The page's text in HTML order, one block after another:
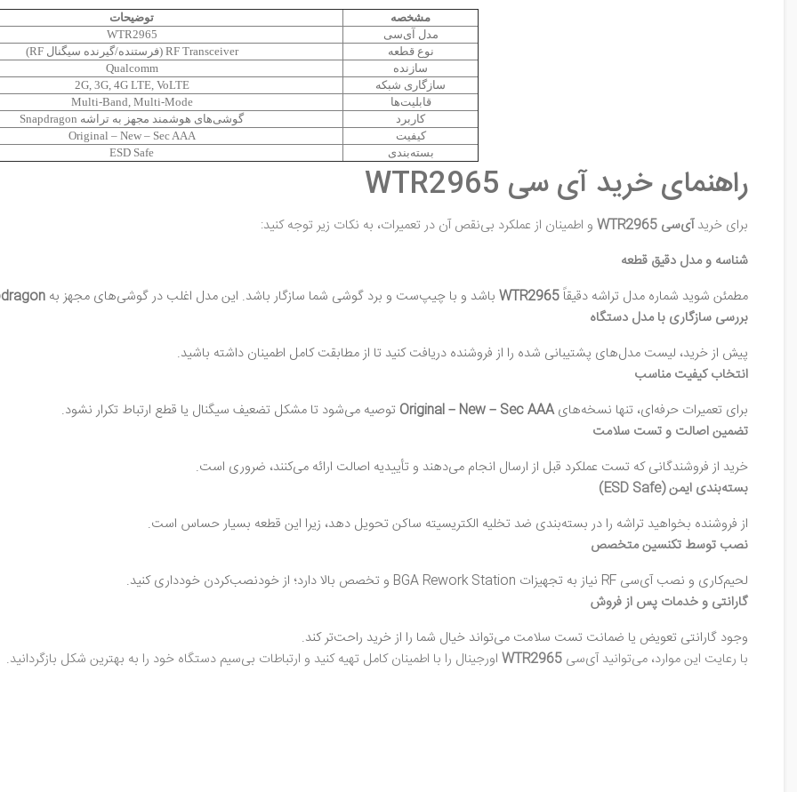
مشخصه
توضیحات
مدل آی‌سی
WTR2965
نوع قطعه
RF Transceiver (فرستنده/گیرنده سیگنال RF)
سازنده
Qualcomm
سازگاری شبکه
2G, 3G, 4G LTE, VoLTE
قابلیت‌ها
Multi‑Band, Multi‑Mode
کاربرد
گوشی‌های هوشمند مجهز به تراشه Snapdragon
کیفیت
Original – New – Sec AAA
بسته‌بندی
ESD Safe
راهنمای خرید آی سی WTR2965
برای خریدآی‌سی WTR2965
و اطمینان از عملکرد بی‌نقص آن در تعمیرات، به نکات زیر توجه کنید:
شناسه و مدل دقیق قطعه
مطمئن شوید شماره مدل تراشه دقیقاًWTR2965 باشد و با چیپ‌ست و برد گوشی شما سازگار باشد. این مدل اغلب در گوشی‌های مجهز به
بررسی سازگاری با مدل دستگاه
پیش از خرید، لیست مدل‌های پشتیبانی شده را از فروشنده دریافت کنید تا از مطابقت کامل اطمینان داشته باشید.
انتخاب کیفیت مناسب
برای تعمیرات حرفه‌ای، تنها نسخه‌هایOriginal – New – Sec AAA توصیه می‌شود تا مشکل تضعیف سیگنال یا قطع ارتباط تکرار نشود.
تضمین اصالت و تست سلامت
خرید از فروشندگانی که تست عملکرد قبل از ارسال انجام می‌دهند و تأییدیه اصالت ارائه می‌کنند، ضروری است.
بسته‌بندی ایمن (ESD Safe)
از فروشنده بخواهید تراشه را در بسته‌بندی ضد تخلیه الکتریسیته ساکن تحویل دهد، زیرا این قطعه بسیار حساس است.
نصب توسط تکنسین متخصص
لحیم‌کاری و نصب آی‌سی RF نیاز به تجهیزات BGA Rework Station و تخصص بالا دارد؛ از خودنصب‌کردن خودداری کنید.
گارانتی و خدمات پس از فروش
وجود گارانتی تعویض یا ضمانت تست سلامت می‌تواند خیال شما را از خرید راحت‌تر کند.
با رعایت این موارد، می‌توانید آی‌سی WTR2965 اورجینال را با اطمینان کامل تهیه کنید و ارتباطات بی‌سیم دستگاه خود را به بهترین شکل بازگردانید.